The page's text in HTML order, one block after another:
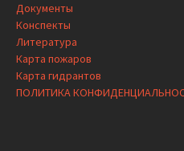
Документы
Конспекты
Литература
Карта пожаров
Карта гидрантов
ПОЛИТИКА